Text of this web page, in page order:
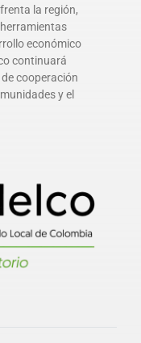
la región,
económico
continuará
cooperación
y el